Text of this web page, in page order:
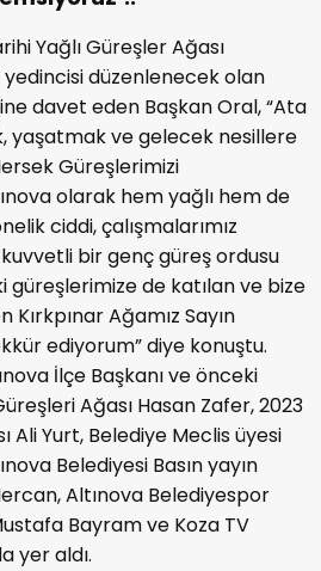
Yağlı Güreşler Ağası
yedincisi düzenlenecek olan
davet eden Başkan Oral, “Ata
yaşatmak ve gelecek nesillere
Güreşlerimizi
olarak hem yağlı hem de
ciddi, çalışmalarımız
bir genç güreş ordusu
güreşlerimize de katılan ve bize
Ağamız Sayın
ediyorum” diye konuştu.
İlçe Başkanı ve önceki
Ağası Hasan Zafer, 2023
Ali Yurt, Belediye Meclis üyesi
Belediyesi Basın yayın
Altınova Belediyespor
Bayram ve Koza TV
yer aldı.